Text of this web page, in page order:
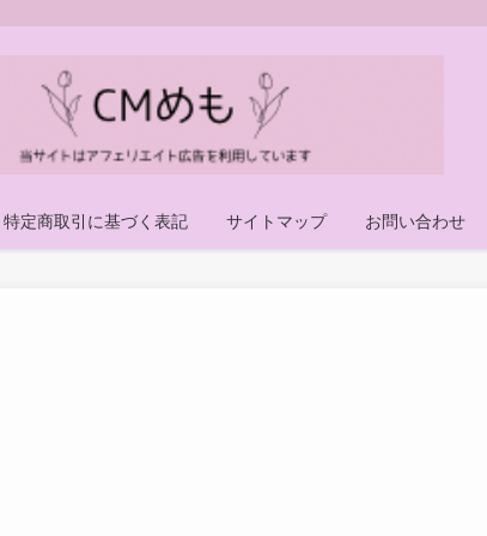
特定商取引に基づく表記 サイトマップ お問い合わせ